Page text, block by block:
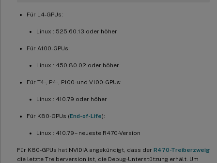
Für L4-GPUs:
Linux : 525.60.13 oder höher
Für A100-GPUs:
Linux : 450.80.02 oder höher
Für T4-, P4-, P100- und V100-GPUs:
Linux : 410.79 oder höher
Für K80-GPUs (End-of-Life):
Linux : 410.79 – neueste R470-Version
Für K80-GPUs hat NVIDIA angekündigt, dass der R470-Treiberzweig
die letzte Treiberversion ist, die Debug-Unterstützung erhält. Um